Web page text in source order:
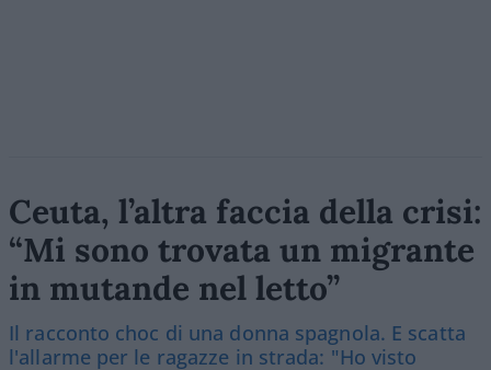
Ceuta, l’altra faccia della crisi:
“Mi sono trovata un migrante
in mutande nel letto”
Il racconto choc di una donna spagnola. E scatta
l'allarme per le ragazze in strada: "Ho visto